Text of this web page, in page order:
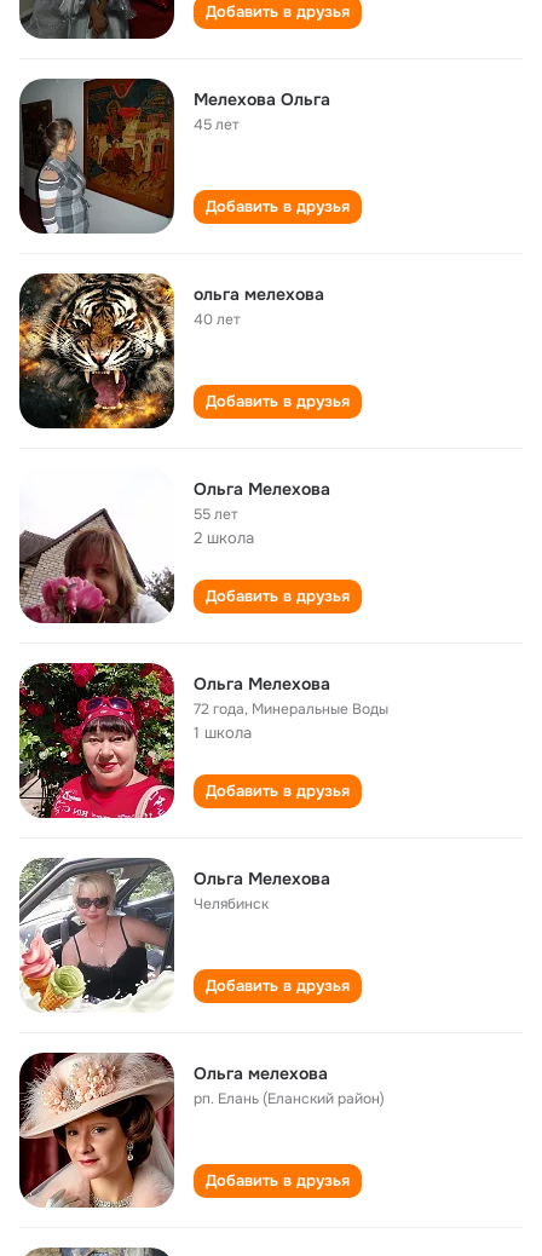
Добавить в друзья
Мелехова Ольга
45 лет
Добавить в друзья
ольга мелехова
40 лет
Добавить в друзья
Ольга Мелехова
55 лет
2 школа
Добавить в друзья
Ольга Мелехова
72 года, Минеральные Воды
1 школа
Добавить в друзья
Ольга Мелехова
Челябинск
Добавить в друзья
Ольга мелехова
рп. Елань (Еланский район)
Добавить в друзья